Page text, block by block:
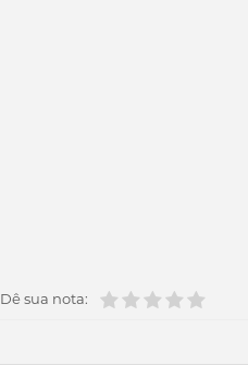
Dê sua nota: